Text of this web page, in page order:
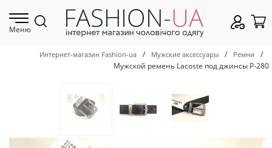
Меню
Интернет-магазин Fashion-ua / Мужские аксессуары / Ремни
/
Мужской ремень Lacoste под джинсы Р-280